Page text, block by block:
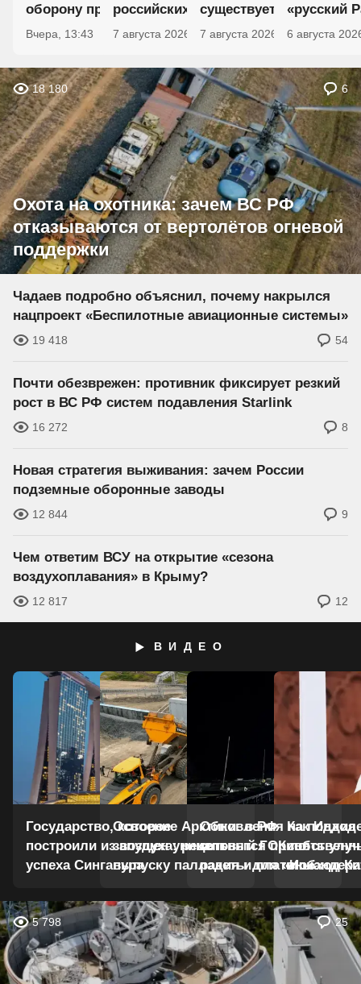
оборону противника
Вчера, 13:43 1
российских БПЛА «Гербера»
7 августа 2026 0
существует
7 августа 2026
«русский
6 августа
18 180 6
Охота на охотника: зачем ВС РФ
отказываются от вертолётов огневой
поддержки
Чадаев подробно объяснил, почему накрылся
нацпроект «Беспилотные авиационные системы»
19 418 54
Почти обезврежен: противник фиксирует резкий
рост в ВС РФ систем подавления Starlink
16 272 8
Новая стратегия выживания: зачем России
подземные оборонные заводы
12 844 9
Чем ответим ВСУ на открытие «сезона
воздухоплавания» в Крыму?
12 817 12
ВИДЕО
Государство, которое
построили из воздуха: рецепт
успеха Сингапура
Освоение Арктики: в РФ
запущен уникальный ГОК по
выпуску палладия и платины
Обновления на
готовятся принять
ракеты для
Как Индия
в обход
5 798 25